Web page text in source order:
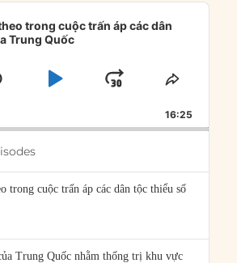
trong cuộc trấn áp các dân
Trung Quốc
PLAYJUMP
FORWARD
SHARE
16:25
trong cuộc trấn áp các dân tộc thiểu số
Trung Quốc nhằm thống trị khu vực